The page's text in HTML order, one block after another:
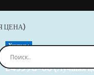
ЦЕНА)
Унитазы
Сиденье для унитаза
E4359G-00 (Лучшая